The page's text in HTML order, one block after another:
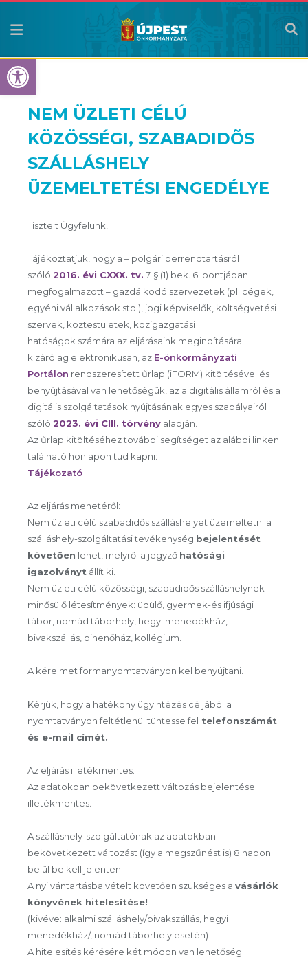
Eszköztár megnyitása
NEM ÜZLETI CÉLÚ
KÖZÖSSÉGI, SZABADIDÕS
SZÁLLÁSHELY
ÜZEMELTETÉSI ENGEDÉLYE
Tisztelt Ügyfelünk!
Tájékoztatjuk, hogy a – polgári perrendtartásról
szóló 2016. évi CXXX. tv. 7. § (1) bek. 6. pontjában
megfogalmazott – gazdálkodó szervezetek (pl: cégek,
egyéni vállalkozások stb.), jogi képviselők, költségvetési
szervek, köztestületek, közigazgatási
hatóságok számára az eljárásaink megindítására
kizárólag elektronikusan, az E-önkormányzati
Portálon rendszeresített űrlap (iFORM) kitöltésével és
benyújtásával van lehetőségük, az a digitális államról és a
digitális szolgáltatások nyújtásának egyes szabályairól
szóló 2023. évi CIII. törvény alapján.
Az űrlap kitöltéséhez további segítséget az alábbi linken
található honlapon tud kapni:
Tájékozató
Az eljárás menetéről:
Nem üzleti célú szabadidős szálláshelyet üzemeltetni a
szálláshely-szolgáltatási tevékenység bejelentését
követően lehet, melyről a jegyző hatósági
igazolványt állít ki.
Nem üzleti célú közösségi, szabadidős szálláshelynek
minősülő létesítmények: üdülő, gyermek-és ifjúsági
tábor, nomád táborhely, hegyi menedékház,
bivakszállás, pihenőház, kollégium.
A kérelmet formanyomtatványon kel benyújtani.
Kérjük, hogy a hatékony ügyintézés céljából a
nyomtatványon feltétlenül tüntesse fel telefonszámát
és e-mail címét.
Az eljárás illetékmentes.
Az adatokban bekövetkezett változás bejelentése:
illetékmentes.
A szálláshely-szolgáltatónak az adatokban
bekövetkezett változást (így a megszűnést is) 8 napon
belül be kell jelenteni.
A nyilvántartásba vételt követően szükséges a vásárlók
könyvének hitelesítése!
(kivéve: alkalmi szálláshely/bivakszállás, hegyi
menedékház/, nomád táborhely esetén)
A hitelesítés kérésére két módon van lehetőség: